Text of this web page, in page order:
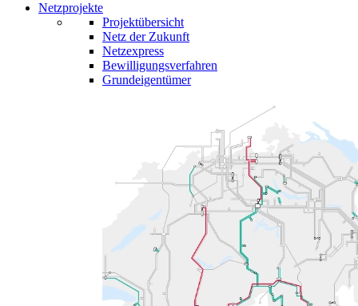
Netzprojekte
Projektübersicht
Netz der Zukunft
Netzexpress
Bewilligungsverfahren
Grundeigentümer